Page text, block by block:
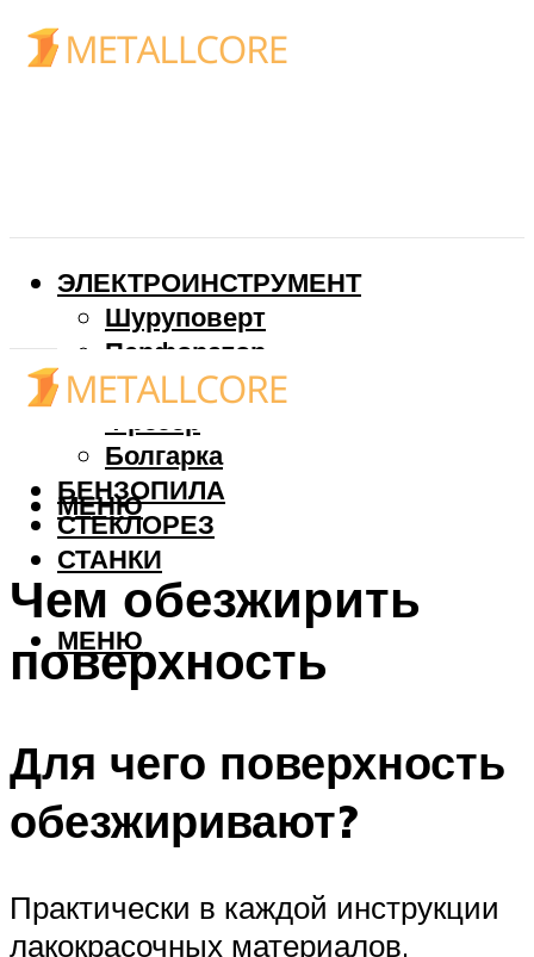
ЭЛЕКТРОИНСТРУМЕНТ
Шуруповерт
Перфоратор
Дрель
Фрезер
Болгарка
БЕНЗОПИЛА
СТЕКЛОРЕЗ
СТАНКИ
МЕНЮ
МЕНЮ
Чем обезжирить
поверхность
Для чего поверхность
обезжиривают?
Практически в каждой инструкции
лакокрасочных материалов,